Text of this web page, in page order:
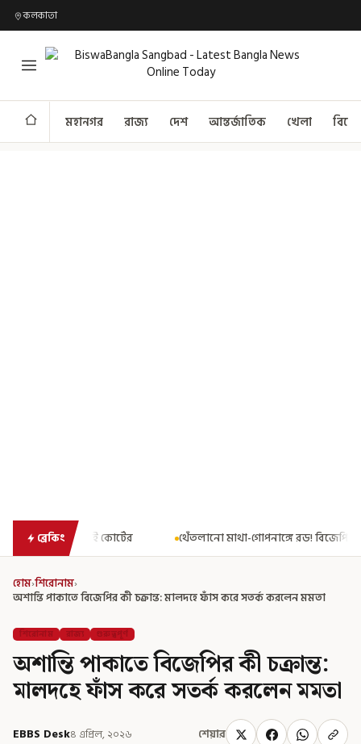
কলকাতা
মহানগর রাজ্য দেশ আন্তর্জাতিক খেলা
ব্রেকিং
থেঁতলানো মাথা-গোপনাঙ্গে রড! বিজেপিশাসিত অসমে নাবালিকার
হোম›শিরোনাম›
অশান্তি পাকাতে বিজেপির কী চক্রান্ত: মালদহে ফাঁস করে সতর্ক করলেন মমতা
শিরোনাম রাজ্য গুরুত্বপূর্ণ
অশান্তি পাকাতে বিজেপির কী চক্রান্ত:
মালদহে ফাঁস করে সতর্ক করলেন মমতা
EBBS Desk৪ এপ্রিল, ২০২৬ শেয়ার